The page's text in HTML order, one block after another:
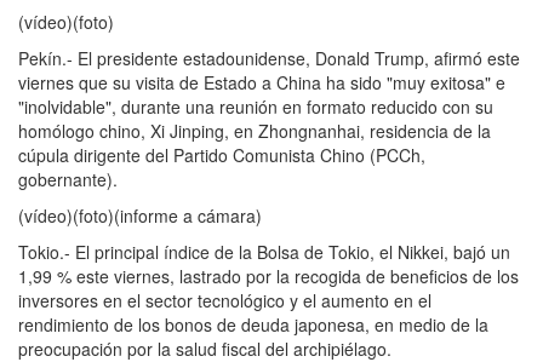
(vídeo)(foto)
Pekín.- El presidente estadounidense, Donald Trump, afirmó este
viernes que su visita de Estado a China ha sido "muy exitosa" e
"inolvidable", durante una reunión en formato reducido con su
homólogo chino, Xi Jinping, en Zhongnanhai, residencia de la
cúpula dirigente del Partido Comunista Chino (PCCh,
gobernante).
(vídeo)(foto)(informe a cámara)
Tokio.- El principal índice de la Bolsa de Tokio, el Nikkei, bajó un
1,99 % este viernes, lastrado por la recogida de beneficios de los
inversores en el sector tecnológico y el aumento en el
rendimiento de los bonos de deuda japonesa, en medio de la
preocupación por la salud fiscal del archipiélago.